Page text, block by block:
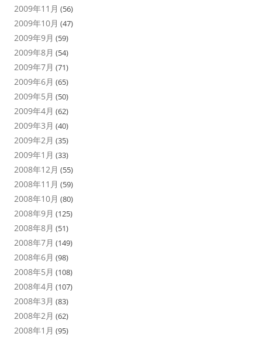
2009年11月 (56)
2009年10月 (47)
2009年9月 (59)
2009年8月 (54)
2009年7月 (71)
2009年6月 (65)
2009年5月 (50)
2009年4月 (62)
2009年3月 (40)
2009年2月 (35)
2009年1月 (33)
2008年12月 (55)
2008年11月 (59)
2008年10月 (80)
2008年9月 (125)
2008年8月 (51)
2008年7月 (149)
2008年6月 (98)
2008年5月 (108)
2008年4月 (107)
2008年3月 (83)
2008年2月 (62)
2008年1月 (95)